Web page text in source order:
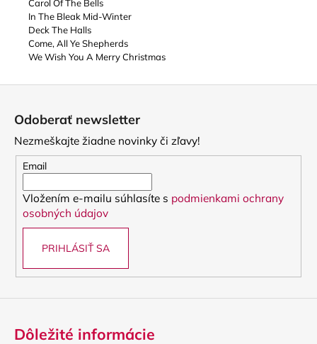
Carol Of The Bells
In The Bleak Mid-Winter
Deck The Halls
Come, All Ye Shepherds
We Wish You A Merry Christmas
Odoberať newsletter
Nezmeškajte žiadne novinky či zľavy!
Email
Vložením e-mailu súhlasíte s podmienkami ochrany
osobných údajov
PRIHLÁSIŤ SA
Dôležité informácie